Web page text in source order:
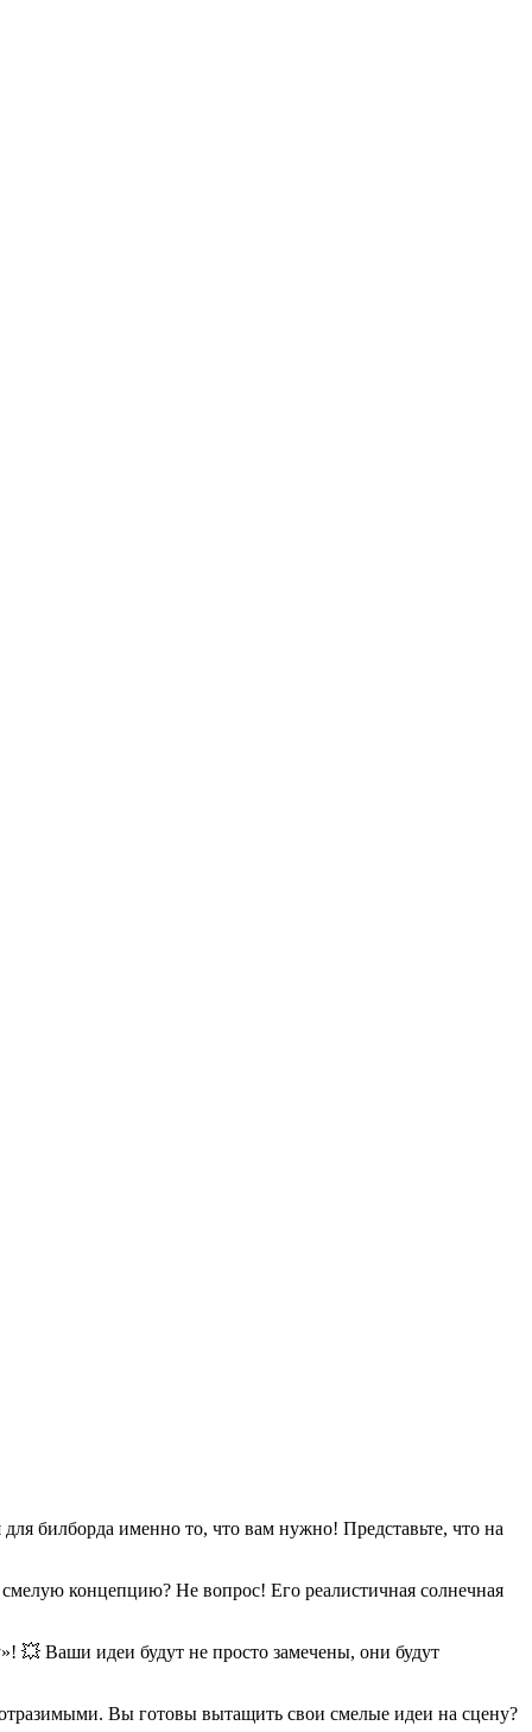
для билборда именно то, что вам нужно! Представьте, что на
концепцию? Не вопрос! Его реалистичная солнечная
💥 Ваши идеи будут не просто замечены, они будут
Вы готовы вытащить свои смелые идеи на сцену?